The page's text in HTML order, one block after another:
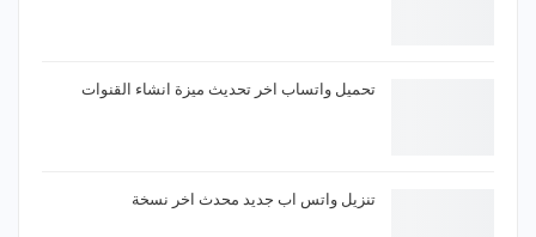
تحميل واتساب اخر تحديث ميزة انشاء القنوات
تنزيل واتس اب جديد محدث اخر نسخة